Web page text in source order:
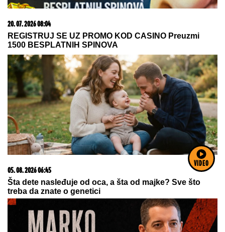
VIDEO
03. 08. 2026 13:23
Hibrid broj 1 koji osvaja Evropu, sada po specijalnoj
akcijskoj ceni od 19.990€ do 31.8.
09. 08. 2026 11:54